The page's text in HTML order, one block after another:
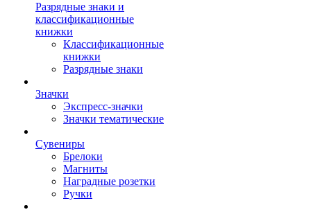
Разрядные знаки и
классификационные
книжки
Классификационные
книжки
Разрядные знаки
Значки
Экспресс-значки
Значки тематические
Сувениры
Брелоки
Магниты
Наградные розетки
Ручки